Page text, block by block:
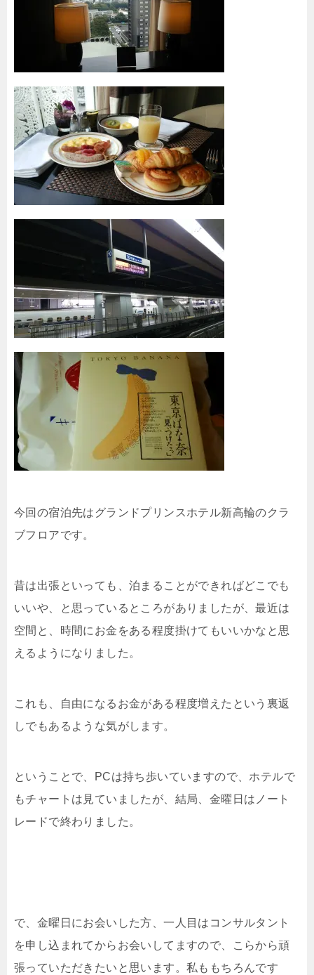
今回の宿泊先はグランドプリンスホテル新高輪のクラ
ブフロアです。
昔は出張といっても、泊まることができればどこでも
いいや、と思っているところがありましたが、最近は
空間と、時間にお金をある程度掛けてもいいかなと思
えるようになりました。
これも、自由になるお金がある程度増えたという裏返
しでもあるような気がします。
ということで、PCは持ち歩いていますので、ホテルで
もチャートは見ていましたが、結局、金曜日はノート
レードで終わりました。
で、金曜日にお会いした方、一人目はコンサルタント
を申し込まれてからお会いしてますので、こらから頑
張っていただきたいと思います。私ももちろんです